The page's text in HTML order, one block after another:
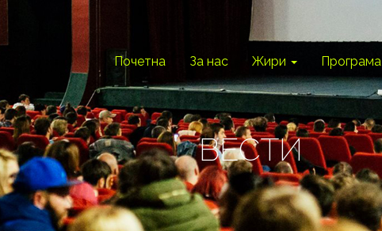
Почетна За нас Жири Програма
ВЕСТИ